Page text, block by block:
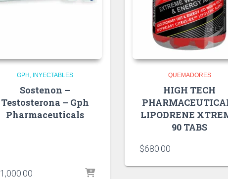
GPH INYECTABLES
Sostenon –
Testosterona – Gph
Pharmaceuticals
1,000.00
QUEMADORES
HIGH TECH
LIPODRENE
90 TABS
$680.00